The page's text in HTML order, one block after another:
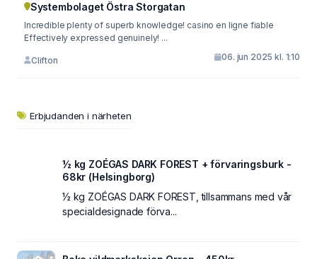
Systembolaget Östra Storgatan
Incredible plenty of superb knowledge! casino en ligne fiable
Effectively expressed genuinely! ...
Clifton 06. jun 2025 kl. 1:10
Erbjudanden i närheten
½ kg ZOÉGAS DARK FOREST + förvaringsburk -
68kr (Helsingborg)
½ kg ZOÉGAS DARK FOREST, tillsammans med vår
specialdesignade förva...